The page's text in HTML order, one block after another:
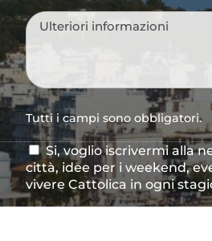
Messaggio*
Tutti i campi sono obbligatori.
Consenso
newsletter
Si, voglio iscrivermi alla
città, idee per i weekend,
vivere Cattolica in ogni